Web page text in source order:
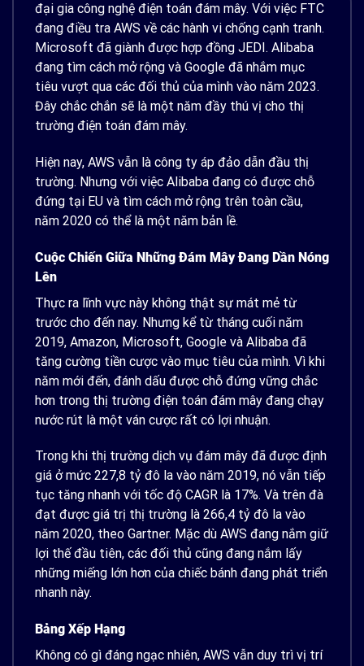
đại gia công nghệ điện toán đám mây. Với việc FTC
đang điều tra AWS về các hành vi chống cạnh tranh.
Microsoft đã giành được hợp đồng JEDI. Alibaba
đang tìm cách mở rộng và Google đã nhắm mục
tiêu vượt qua các đối thủ của mình vào năm 2023.
Đây chắc chắn sẽ là một năm đầy thú vị cho thị
trường điện toán đám mây.
Hiện nay, AWS vẫn là công ty áp đảo dẫn đầu thị
trường. Nhưng với việc Alibaba đang có được chỗ
đứng tại EU và tìm cách mở rộng trên toàn cầu,
năm 2020 có thể là một năm bản lề.
Cuộc Chiến Giữa Những Đám Mây Đang Dần Nóng
Lên
Thực ra lĩnh vực này không thật sự mát mẻ từ
trước cho đến nay. Nhưng kể từ tháng cuối năm
2019, Amazon, Microsoft, Google và Alibaba đã
tăng cường tiền cược vào mục tiêu của mình. Vì khi
năm mới đến, đánh dấu được chỗ đứng vững chắc
hơn trong thị trường điện toán đám mây đang chạy
nước rút là một ván cược rất có lợi nhuận.
Trong khi thị trường dịch vụ đám mây đã được định
giá ở mức 227,8 tỷ đô la vào năm 2019, nó vẫn tiếp
tục tăng nhanh với tốc độ CAGR là 17%. Và trên đà
đạt được giá trị thị trường là 266,4 tỷ đô la vào
năm 2020, theo Gartner. Mặc dù AWS đang nắm giữ
lợi thế đầu tiên, các đối thủ cũng đang nắm lấy
những miếng lớn hơn của chiếc bánh đang phát triển
nhanh này.
Bảng Xếp Hạng
Không có gì đáng ngạc nhiên, AWS vẫn duy trì vị trí